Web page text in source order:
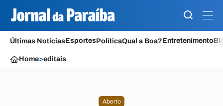
Últimas NotíciasEsportesPolíticaQual a Boa?Entretenimento
Home>editais
Aberto